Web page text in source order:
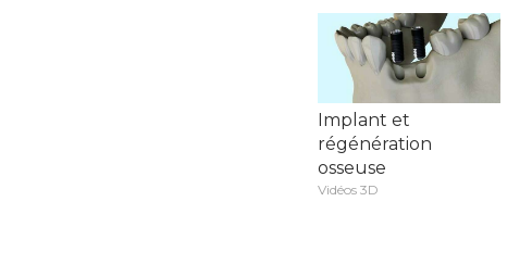
Implant et
régénération
osseuse
Vidéos 3D